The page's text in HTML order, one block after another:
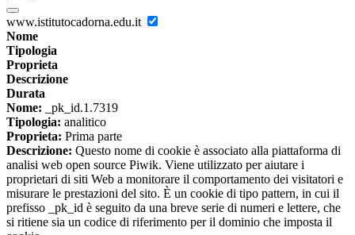
www.istitutocadorna.edu.it
Nome
Tipologia
Proprieta
Descrizione
Durata
Nome: _pk_id.1.7319
Tipologia: analitico
Proprieta: Prima parte
Descrizione: Questo nome di cookie è associato alla piattaforma di
analisi web open source Piwik. Viene utilizzato per aiutare i
proprietari di siti Web a monitorare il comportamento dei visitatori e
misurare le prestazioni del sito. È un cookie di tipo pattern, in cui il
prefisso _pk_id è seguito da una breve serie di numeri e lettere, che
si ritiene sia un codice di riferimento per il dominio che imposta il